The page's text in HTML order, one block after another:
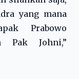
yang mana
Prabowo
Pak Johni,”